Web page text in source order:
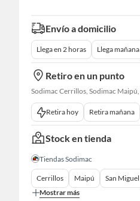
Envío a domicilio
Llega en 2 horas Llega mañana
Retiro en un punto
Retira hoy Retira mañana
Stock en tienda
Tiendas Sodimac
Cerrillos Maipú San Miguel
Mostrar más